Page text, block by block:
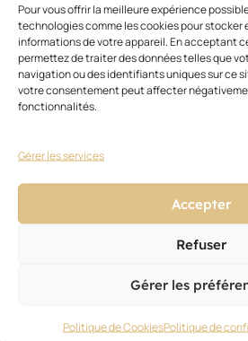
Pour vous offrir la meilleure expérience
technologies comme les cookies pour stocker
informations de votre appareil. En acceptant
permettez de traiter des données telles que
navigation ou des identifiants uniques sur ce
votre consentement peut affecter
fonctionnalités.
Gérer les services
Accepter
Refuser
Gérer les
Politique de CookiesPolitique de
des
examens.
Nouveauté
2017
:
la
incarnée
par
égérie,